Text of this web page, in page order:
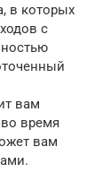
в которых
с
вам
время
вам